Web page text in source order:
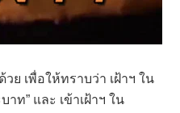
ย เพื่อให้ทราบว่า เฝ้าฯ ใน
ท” และ เข้าเฝ้าฯ ใน